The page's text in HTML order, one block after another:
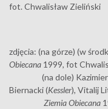
fot. Chwalisław Zieliński
zdjęcia: (na górze) (w
Obiecana 1999, fot
(na dole) Kazimierz
Biernacki (Kessler), Vitalij
Ziemia Obiecana